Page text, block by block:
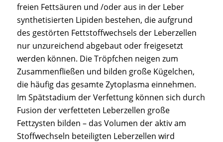
freien Fettsäuren und /oder aus in der Leber
synthetisierten Lipiden bestehen, die aufgrund
des gestörten Fettstoffwechsels der Leberzellen
nur unzureichend abgebaut oder freigesetzt
werden können. Die Tröpfchen neigen zum
Zusammenfließen und bilden große Kügelchen,
die häufig das gesamte Zytoplasma einnehmen.
Im Spätstadium der Verfettung können sich durch
Fusion der verfetteten Leberzellen große
Fettzysten bilden – das Volumen der aktiv am
Stoffwechseln beteiligten Leberzellen wird